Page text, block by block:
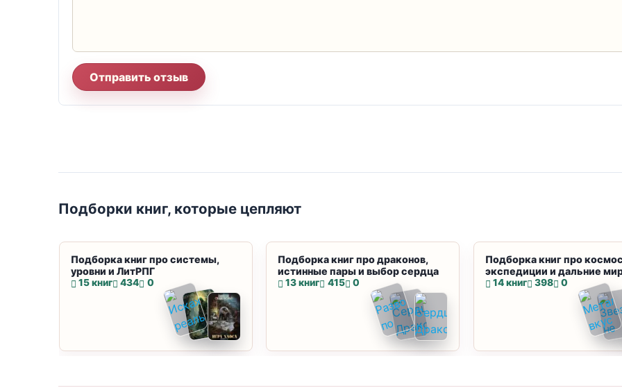
Отправить отзыв
Подборки книг, которые цепляют
Подборка книг про системы,
уровни и ЛитРПГ
15 книг 434 0
Подборка книг про драконов,
истинные пары и выбор сердца
13 книг 415 0
Подборка книг про
экспедиции и дальние
14 книг 398 0